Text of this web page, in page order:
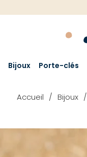
Bijoux Porte-clés
Accueil Bijoux